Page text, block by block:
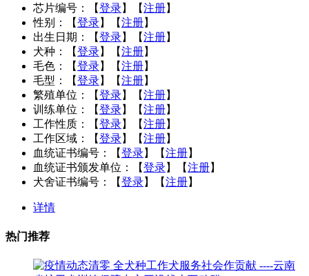
芯片编号：
【登录】【注册】
性别：
【登录】【注册】
出生日期：
【登录】【注册】
犬种：
【登录】【注册】
毛色：
【登录】【注册】
毛型：
【登录】【注册】
繁殖单位：
【登录】【注册】
训练单位：
【登录】【注册】
工作性质：
【登录】【注册】
工作区域：
【登录】【注册】
血统证书编号：
【登录】【注册】
血统证书颁发单位：
【登录】【注册】
犬舍证书编号：
【登录】【注册】
详情
热门推荐